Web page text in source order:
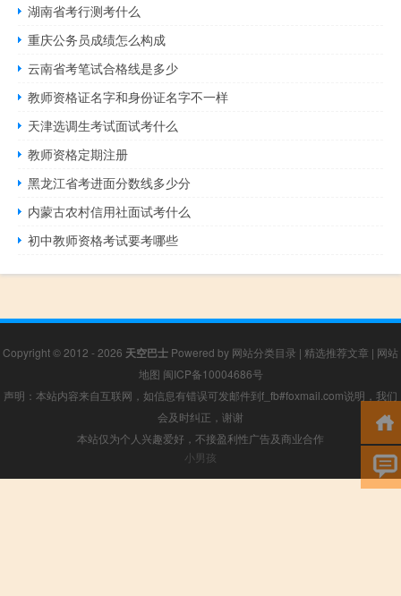
湖南省考行测考什么
重庆公务员成绩怎么构成
云南省考笔试合格线是多少
教师资格证名字和身份证名字不一样
天津选调生考试面试考什么
教师资格定期注册
黑龙江省考进面分数线多少分
内蒙古农村信用社面试考什么
初中教师资格考试要考哪些
Copyright © 2012 - 2026 天空巴士 Powered by 网站分类目录 | 精选推荐文章 | 网站
地图 闽ICP备10004686号
声明：本站内容来自互联网，如信息有错误可发邮件到f_fb#foxmail.com说明，我们
会及时纠正，谢谢
本站仅为个人兴趣爱好，不接盈利性广告及商业合作
小男孩